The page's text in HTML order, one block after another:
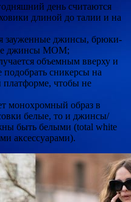
день считаются
длиной до талии и на
зауженные джинсы, брюки-
джинсы МОМ;
объемным вверху и
сникерсы на
чтобы не
монохромный образ в
белые, то и джинсы/
быть белыми (total white
аксессуарами).